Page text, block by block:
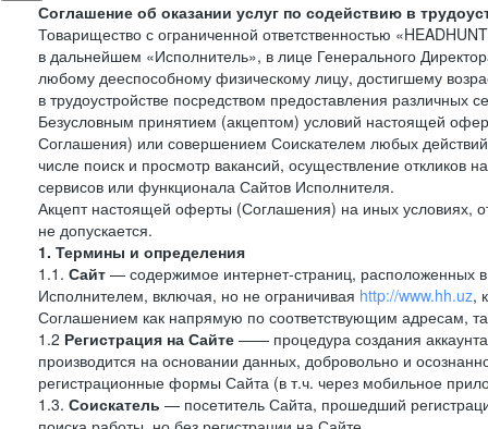
Соглашение об оказании услуг по содействию в
Товарищество с ограниченной ответственностью
в дальнейшем «Исполнитель», в лице Генерального
любому дееспособному физическому лицу, достигшему
в трудоустройстве посредством предоставления различных
Безусловным принятием (акцептом) условий настоящей
Соглашения) или совершением Соискателем любых
числе поиск и просмотр вакансий, осуществление откликов
сервисов или функционала Сайтов Исполнителя.
Акцепт настоящей оферты (Соглашения) на иных условиях,
не допускается.
1. Термины и определения
1.1. Сайт — содержимое интернет-страниц, расположенных
Исполнителем, включая, но не ограничивая http://www.hh.uz,
Соглашением как напрямую по соответствующим адресам,
1.2 Регистрация на Сайте —— процедура создания
производится на основании данных, добровольно и
регистрационные формы Сайта (в т.ч. через мобильное
1.3. Соискатель — посетитель Сайта, прошедший